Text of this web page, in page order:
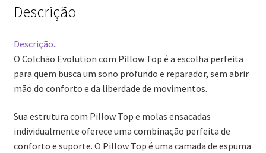
Descrição
Descrição..
O Colchão Evolution com Pillow Top é a escolha perfeita
para quem busca um sono profundo e reparador, sem abrir
mão do conforto e da liberdade de movimentos.
Sua estrutura com Pillow Top e molas ensacadas
individualmente oferece uma combinação perfeita de
conforto e suporte. O Pillow Top é uma camada de espuma